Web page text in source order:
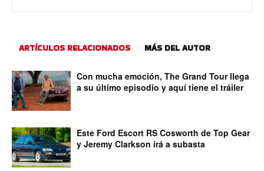
ARTÍCULOS RELACIONADOS MÁS DEL AUTOR
Con mucha emoción, The Grand Tour llega
a su último episodio y aquí tiene el tráiler
Este Ford Escort RS Cosworth de Top Gear
y Jeremy Clarkson irá a subasta